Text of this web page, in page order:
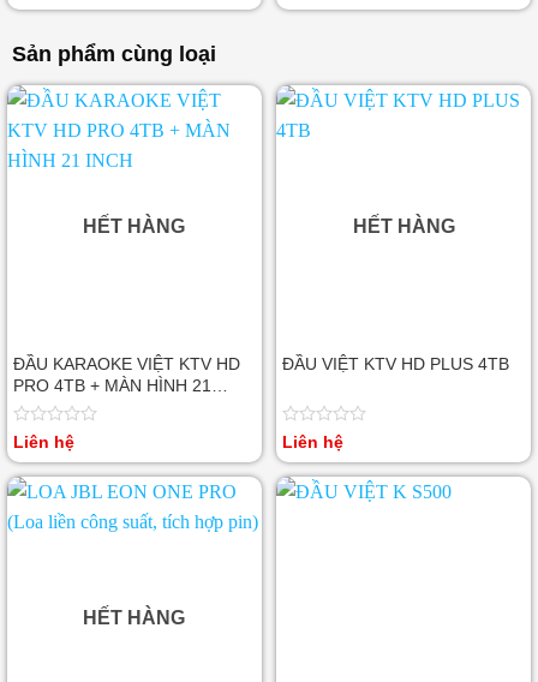
5
Sản phẩm cùng loại
HẾT HÀNG
ĐẦU KARAOKE VIỆT KTV HD
PRO 4TB + MÀN HÌNH 21
INCH
Được
hạng
0
sao
Liên hệ
HẾT HÀNG
ĐẦU VIỆT KTV HD PLUS 4TB
Được
hạng
0
Liên hệ
HẾT HÀNG